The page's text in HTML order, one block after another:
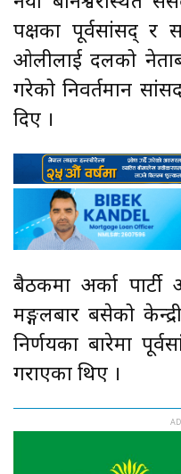
पक्षका पूर्वसांसद् र
ओलीलाई दलको
गरेको निवर्तमान
दिए ।
बैठकमा अर्का
मङ्गलबार बसेको
निर्णयका बारेमा
गराएका थिए ।